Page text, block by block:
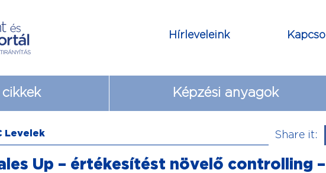
Hírleveleink
Képzési anyagok
Levelek Share it:
Up – értékesítést növelő controlling –